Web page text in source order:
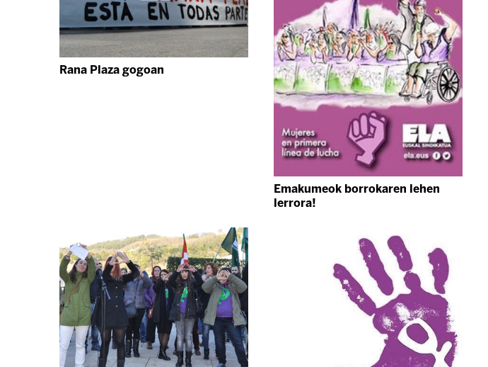
Rana Plaza gogoan
Emakumeok borrokaren lehen
lerrora!